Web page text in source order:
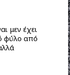
μεν έχει
φύλο από